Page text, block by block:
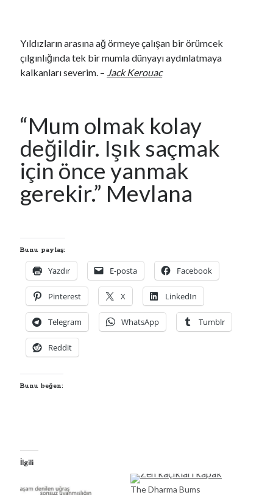
YouTube Kanalımdan Önerilen Video
Video
oynatıcı
00:00
Kategoriler
Yıldızların arasına ağ örmeye çalışan bir örümcek
çılgınlığında tek bir mumla dünyayı aydınlatmaya
kalkanları severim. – Jack Kerouac
“Mum olmak kolay
değildir. Işık saçmak
için önce yanmak
gerekir.” Mevlana
Bunu paylaş:
Yazdır E-posta Facebook
Pinterest X LinkedIn
Telegram WhatsApp Tumblr
Reddit
Bunu beğen:
İlgili
The Dharma Bums